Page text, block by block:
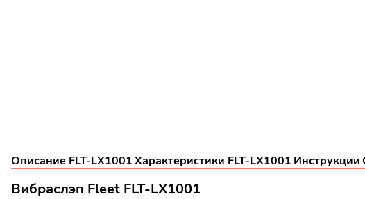
Описание FLT-LX1001Характеристики FLT-LX1001 Инструкции
Вибраслэп Fleet FLT-LX1001